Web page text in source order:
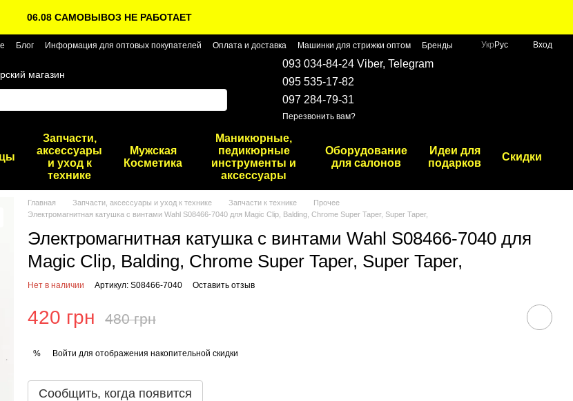
06.08 САМОВЫВОЗ НЕ РАБОТАЕТ
Блог Информация для оптовых покупателей Оплата и доставка Машинки для стрижки оптом Бренды Укр Рус Вход
магазин
093 034-84-24 Viber, Telegram
095 535-17-82
097 284-79-31
Перезвонить вам?
Запчасти,
аксессуары
и уход к
технике
Мужская
Косметика
Маникюрные,
педикюрные
инструменты и
аксессуары
Оборудование
для салонов
Идеи для
подарков
Скидки
Главная Запчасти, аксессуары и уход к технике Запчасти к технике
Прочее
Электромагнитная катушка с винтами Wahl S08466-7040 для Magic Clip, Balding, Chrome Super Taper, Super Taper,
Электромагнитная катушка с винтами Wahl S08466-7040 для
Magic Clip, Balding, Chrome Super Taper, Super Taper,
Нет в наличии Артикул: S08466-7040 Оставить отзыв
420 грн 480 грн
% Войти для отображения накопительной скидки
Сообщить, когда появится